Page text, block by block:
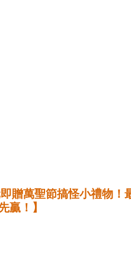
贈萬聖節搞怪小禮物！
贏！ 】